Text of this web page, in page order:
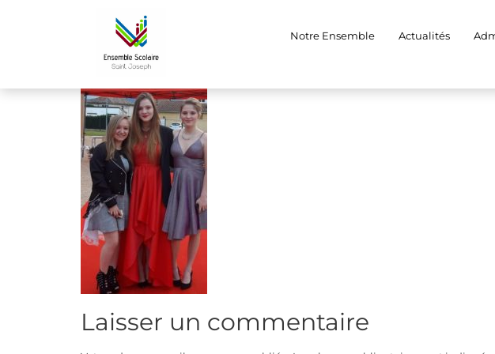
Notre Ensemble Actualités
Laisser un commentaire